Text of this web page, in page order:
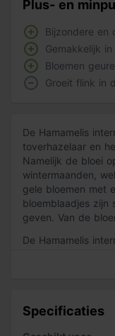
Plus- en
Bijzondere en
Gemakkelijk
Bloemen
Groeit flink in
De Hamamelis
toverhazelaar en
Namelijk de bloei
wintermaanden,
gele bloemen met
bloemblaadjes zijn
geven. Van de
De Hamamelis
flink, dus zorg
het najaar krijgen
Specificaties